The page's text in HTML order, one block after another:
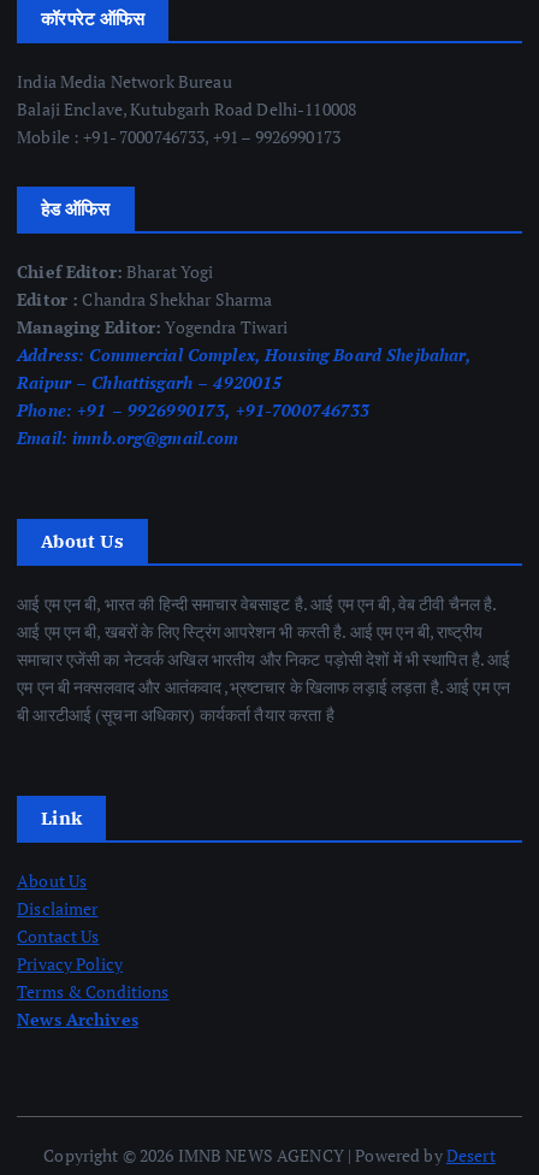
कॉरपरेट ऑफिस
India Media Network Bureau
Balaji Enclave, Kutubgarh Road Delhi-110008
Mobile : +91- 7000746733, +91 – 9926990173
हेड ऑफिस
Chief Editor: Bharat Yogi
Editor : Chandra Shekhar Sharma
Managing Editor: Yogendra Tiwari
Address: Commercial Complex, Housing Board Shejbahar,
Raipur – Chhattisgarh – 4920015
Phone: +91 – 9926990173, +91-7000746733
Email: imnb.org@gmail.com
About Us
आई एम एन बी, भारत की हिन्दी समाचार वेबसाइट है. आई एम एन बी, वेब टीवी चैनल है.
आई एम एन बी, खबरों के लिए स्ट्रिंग आपरेशन भी करती है. आई एम एन बी, राष्ट्रीय
समाचार एजेंसी का नेटवर्क अखिल भारतीय और निकट पड़ोसी देशों में भी स्थापित है. आई
एम एन बी नक्सलवाद और आतंकवाद ,भ्रष्टाचार के खिलाफ लड़ाई लड़ता है. आई एम एन
बी आरटीआई (सूचना अधिकार) कार्यकर्ता तैयार करता है
Link
About Us
Disclaimer
Contact Us
Privacy Policy
Terms & Conditions
News Archives
Copyright © 2026 IMNB NEWS AGENCY | Powered byDesert